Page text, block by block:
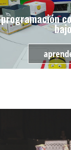
programación